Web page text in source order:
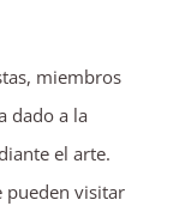
miembros
dado a la
el arte.
pueden visitar